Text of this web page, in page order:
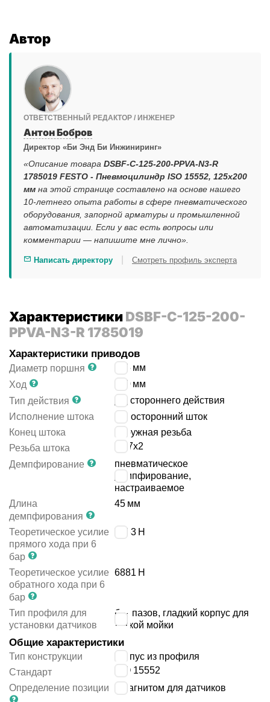
Автор
ОТВЕТСТВЕННЫЙ РЕДАКТОР / ИНЖЕНЕР
Антон Бобров
Директор «Би Энд Би Инжиниринг»
«Описание товара DSBF-C-125-200-PPVA-N3-R
1785019 FESTO - Пневмоцилиндр ISO 15552, 125x200
мм на этой странице составлено на основе нашего
10-летнего опыта работы в сфере пневматического
оборудования, запорной арматуры и промышленной
автоматизации. Если у вас есть вопросы или
комментарии — напишите мне лично».
Написать директору Смотреть профиль эксперта
ХарактеристикиDSBF-C-125-200-
PPVA-N3-R 1785019
Характеристики приводов
Диаметр поршня 125 мм
Ход
200 мм
Тип действия
двустороннего действия
Исполнение штока
односторонний шток
Конец штока
наружная резьба
Резьба штока
M27x2
Демпфирование
пневматическое
демпфирование,
настраиваемое
Длина
демпфирования
45 мм
Теоретическое усилие
прямого хода при 6
бар
7363 Н
Теоретическое усилие
обратного хода при 6
бар
6881 Н
Тип профиля для
установки датчиков
без пазов, гладкий корпус для
лёгкой мойки
Общие характеристики
Тип конструкции
корпус из профиля
Стандарт
ISO 15552
Определение позиции
с магнитом для датчиков